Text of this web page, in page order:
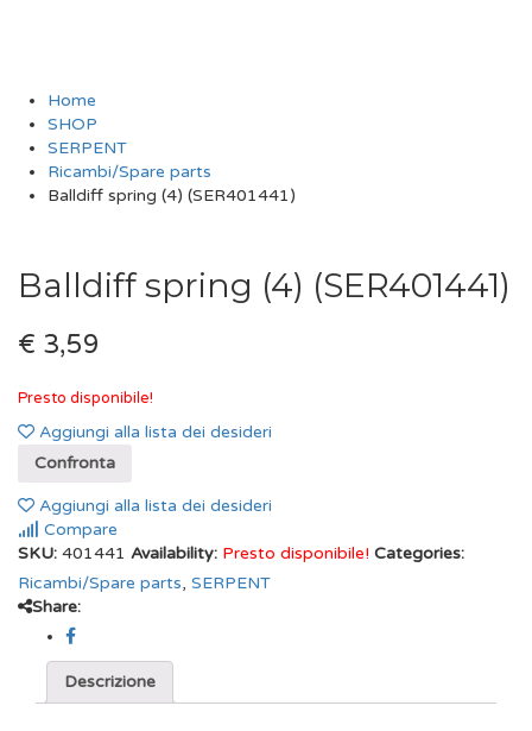
Home
SHOP
SERPENT
Ricambi/Spare parts
Balldiff spring (4) (SER401441)
Balldiff spring (4) (SER401441)
€ 3,59
Presto disponibile!
Aggiungi alla lista dei desideri
Confronta
Aggiungi alla lista dei desideri
Compare
SKU: 401441 Availability: Presto disponibile! Categories:
Ricambi/Spare parts, SERPENT
Share:
Descrizione